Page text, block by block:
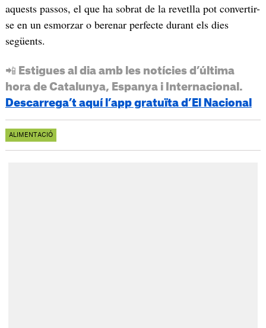
aquests passos, el que ha sobrat de la revetlla pot convertir-
se en un esmorzar o berenar perfecte durant els dies
següents.
📲 Estigues al dia amb les notícies d’última
hora de Catalunya, Espanya i Internacional.
Descarrega’t aquí l’app gratuïta d’El Nacional
ALIMENTACIÓ